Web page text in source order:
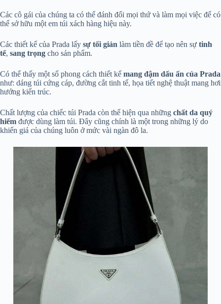
Các cô gái của chúng ta có thể đánh đổi mọi thứ và làm mọi việc để có
thể sở hữu một em túi xách hàng hiệu này.
Các thiết kế của Prada lấy sự tối giản làm tiền đề để tạo nên sự tinh
tế, sang trọng cho sản phẩm.
Có thể thấy một số phong cách thiết kế mang đậm dấu ấn của Prada
như: dáng túi cứng cáp, đường cắt tinh tế, họa tiết nghệ thuật mang hơi
hướng kiến trúc.
Chất lượng của chiếc túi Prada còn thể hiện qua những chất da quý
hiếm được dùng làm túi. Đây cũng chính là một trong những lý do
khiến giá của chúng luôn ở mức vài ngàn đô la.